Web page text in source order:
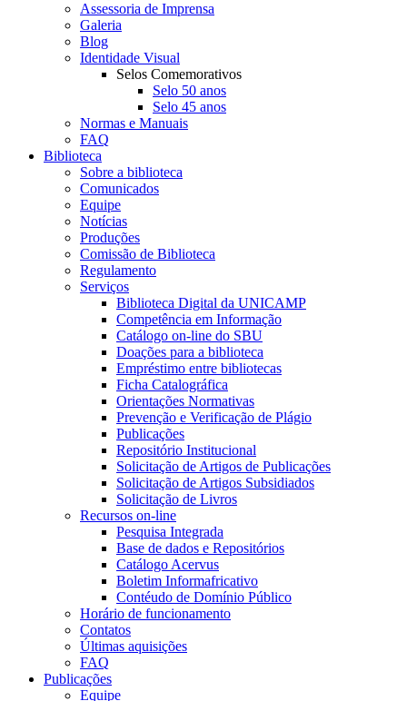
Assessoria de Imprensa
Galeria
Blog
Identidade Visual
Selos Comemorativos
Selo 50 anos
Selo 45 anos
Normas e Manuais
FAQ
Biblioteca
Sobre a biblioteca
Comunicados
Equipe
Notícias
Produções
Comissão de Biblioteca
Regulamento
Serviços
Biblioteca Digital da UNICAMP
Competência em Informação
Catálogo on-line do SBU
Doações para a biblioteca
Empréstimo entre bibliotecas
Ficha Catalográfica
Orientações Normativas
Prevenção e Verificação de Plágio
Publicações
Repositório Institucional
Solicitação de Artigos de Publicações
Solicitação de Artigos Subsidiados
Solicitação de Livros
Recursos on-line
Pesquisa Integrada
Base de dados e Repositórios
Catálogo Acervus
Boletim Informafricativo
Contéudo de Domínio Público
Horário de funcionamento
Contatos
Últimas aquisições
FAQ
Publicações
Equipe